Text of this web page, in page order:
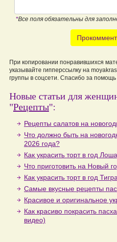
*Все поля обязательны для
При копировании понравившихся
указывайте гипперссылку на
группы в соцсети. Спасибо за помощь
Новые статьи для
"Рецепты":
Рецепты салатов на
Что должно быть на
2026 года?
Как украсить торт в год
Что приготовить на Новый
Как украсить торт в год Тигра
Самые вкусные рецепты
Красивое и оригинальное
Как красиво покрасить
видео)